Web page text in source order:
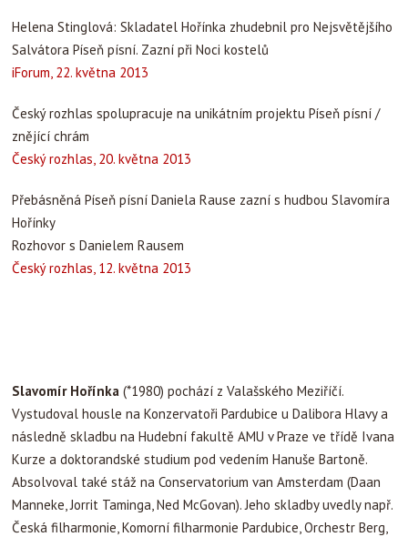
Helena Stinglová: Skladatel Hořínka zhudebnil pro Nejsvětějšího
Salvátora Píseň písní. Zazní při Noci kostelů
iForum, 22. května 2013
Český rozhlas spolupracuje na unikátním projektu Píseň písní /
znějící chrám
Český rozhlas, 20. května 2013
Přebásněná Píseň písní Daniela Rause zazní s hudbou Slavomíra
Hořínky
Rozhovor s Danielem Rausem
Český rozhlas, 12. května 2013
Slavomír Hořínka (*1980) pochází z Valašského Meziříčí.
Vystudoval housle na Konzervatoři Pardubice u Dalibora Hlavy a
následně skladbu na Hudební fakultě AMU v Praze ve třídě Ivana
Kurze a doktorandské studium pod vedením Hanuše Bartoně.
Absolvoval také stáž na Conservatorium van Amsterdam (Daan
Manneke, Jorrit Taminga, Ned McGovan). Jeho skladby uvedly např.
Česká filharmonie, Komorní filharmonie Pardubice, Orchestr Berg,